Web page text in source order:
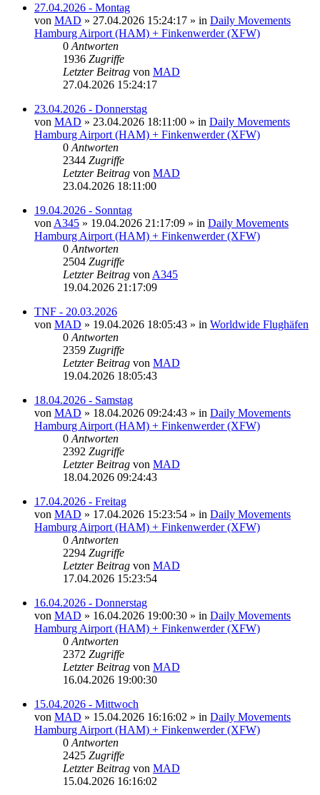
27.04.2026 - Montag
von MAD » 27.04.2026 15:24:17 » in Daily Movements
Hamburg Airport (HAM) + Finkenwerder (XFW)
0 Antworten
1936 Zugriffe
Letzter Beitrag von MAD
27.04.2026 15:24:17
23.04.2026 - Donnerstag
von MAD » 23.04.2026 18:11:00 » in Daily Movements
Hamburg Airport (HAM) + Finkenwerder (XFW)
0 Antworten
2344 Zugriffe
Letzter Beitrag von MAD
23.04.2026 18:11:00
19.04.2026 - Sonntag
von A345 » 19.04.2026 21:17:09 » in Daily Movements
Hamburg Airport (HAM) + Finkenwerder (XFW)
0 Antworten
2504 Zugriffe
Letzter Beitrag von A345
19.04.2026 21:17:09
TNF - 20.03.2026
von MAD » 19.04.2026 18:05:43 » in Worldwide Flughäfen
0 Antworten
2359 Zugriffe
Letzter Beitrag von MAD
19.04.2026 18:05:43
18.04.2026 - Samstag
von MAD » 18.04.2026 09:24:43 » in Daily Movements
Hamburg Airport (HAM) + Finkenwerder (XFW)
0 Antworten
2392 Zugriffe
Letzter Beitrag von MAD
18.04.2026 09:24:43
17.04.2026 - Freitag
von MAD » 17.04.2026 15:23:54 » in Daily Movements
Hamburg Airport (HAM) + Finkenwerder (XFW)
0 Antworten
2294 Zugriffe
Letzter Beitrag von MAD
17.04.2026 15:23:54
16.04.2026 - Donnerstag
von MAD » 16.04.2026 19:00:30 » in Daily Movements
Hamburg Airport (HAM) + Finkenwerder (XFW)
0 Antworten
2372 Zugriffe
Letzter Beitrag von MAD
16.04.2026 19:00:30
15.04.2026 - Mittwoch
von MAD » 15.04.2026 16:16:02 » in Daily Movements
Hamburg Airport (HAM) + Finkenwerder (XFW)
0 Antworten
2425 Zugriffe
Letzter Beitrag von MAD
15.04.2026 16:16:02